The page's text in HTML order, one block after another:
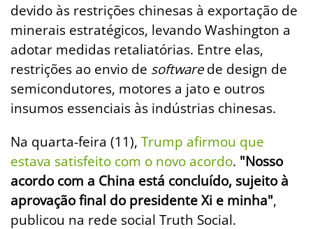
devido às restrições chinesas à exportação de
minerais estratégicos, levando Washington a
adotar medidas retaliatórias. Entre elas,
restrições ao envio de softwarede design de
semicondutores, motores a jato e outros
insumos essenciais às indústrias chinesas.
Na quarta-feira (11), Trump afirmou que
estava satisfeito com o novo acordo. "Nosso
acordo com a China está concluído, sujeito à
aprovação final do presidente Xi e minha",
publicou na rede social Truth Social.